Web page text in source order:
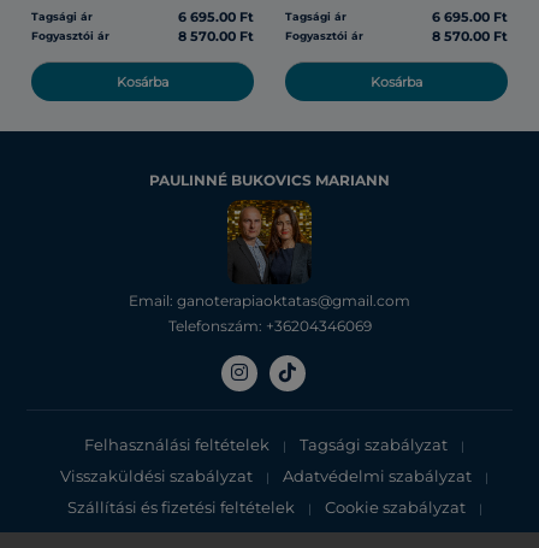
Tagsági ár 6 695.00 Ft
Fogyasztói ár 8 570.00 Ft
Kosárba
Tagsági ár 6 695.00 Ft
Fogyasztói ár 8 570.00 Ft
Kosárba
PAULINNÉ BUKOVICS MARIANN
Email: ganoterapiaoktatas@gmail.com
Telefonszám: +36204346069
Felhasználási feltételek | Tagsági szabályzat |
Visszaküldési szabályzat | Adatvédelmi szabályzat |
Szállítási és fizetési feltételek | Cookie szabályzat |
Adatvédelmi tájékoztató